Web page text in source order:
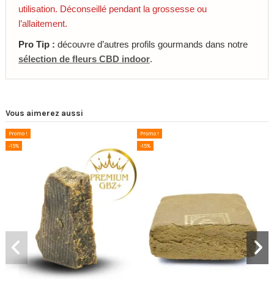
utilisation. Déconseillé pendant la grossesse ou
l’allaitement.
Pro Tip : découvre d’autres profils gourmands dans notre
sélection de fleurs CBD indoor.
Vous aimerez aussi
Promo !
-15%
Promo !
-15%